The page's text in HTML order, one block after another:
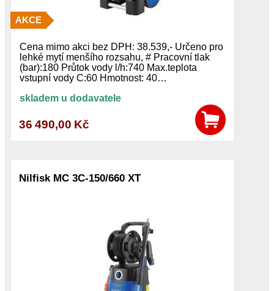
AKCE
Cena mimo akci bez DPH: 38.539,- Určeno pro
lehké mytí menšího rozsahu, # Pracovní tlak
(bar):180 Průtok vody l/h:740 Max.teplota
vstupní vody C:60 Hmotnost: 40…
skladem u dodavatele
36 490,00 Kč
Nilfisk MC 3C-150/660 XT